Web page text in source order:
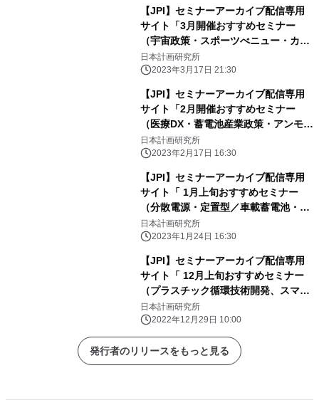
【JPI】セミナーアーカイブ配信専用
サイト「3月開催おすすめセミナー
（宇宙政策・スポーツべニュー・カー
ボンニュートラル戦略）」のご案内
日本計画研究所
2023年3月17日 21:30
【JPI】セミナーアーカイブ配信専用
サイト「2月開催おすすめセミナー
（医療DX・蓄電池産業政策・アンモニ
ア利用）」のご案内
日本計画研究所
2023年2月17日 16:30
【JPI】セミナーアーカイブ配信専用
サイト「 1月上旬おすすめセミナー
（分散電源・定置型／車載蓄電池・洋
上風力発電の誘致）」のご案内
日本計画研究所
2023年1月24日 16:30
【JPI】セミナーアーカイブ配信専用
サイト「 12月上旬おすすめセミナー
（プラスチック循環技術開発、スマー
ト保安、BIM）」のご案内
日本計画研究所
2022年12月29日 10:00
発行者のリリースをもっと見る